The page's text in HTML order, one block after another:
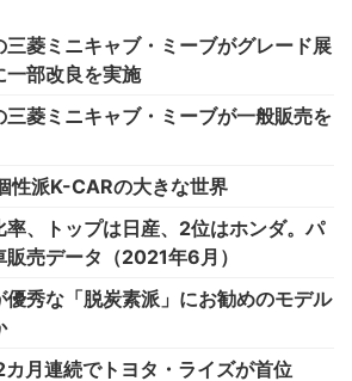
菱ミニキャブ・ミーブがグレード展
一部改良を実施
菱ミニキャブ・ミーブが一般販売を
性派K-CARの大きな世界
率、トップは日産、2位はホンダ。パ
売データ（2021年6月）
秀な「脱炭素派」にお勧めのモデル
月連続でトヨタ・ライズが首位